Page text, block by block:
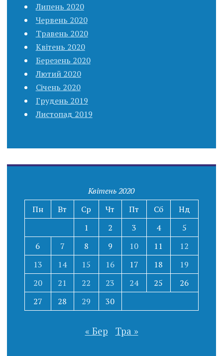
Липень 2020
Червень 2020
Травень 2020
Квітень 2020
Березень 2020
Лютий 2020
Січень 2020
Грудень 2019
Листопад 2019
Квітень 2020
Пн
Вт Ср Чт Пт Сб
Нд
1
2 3 4
5
6
7 8 9 10 11
12
13
14 15 16 17 18
19
20
21 22 23 24 25
26
27
28 29 30
« Бер Тра »